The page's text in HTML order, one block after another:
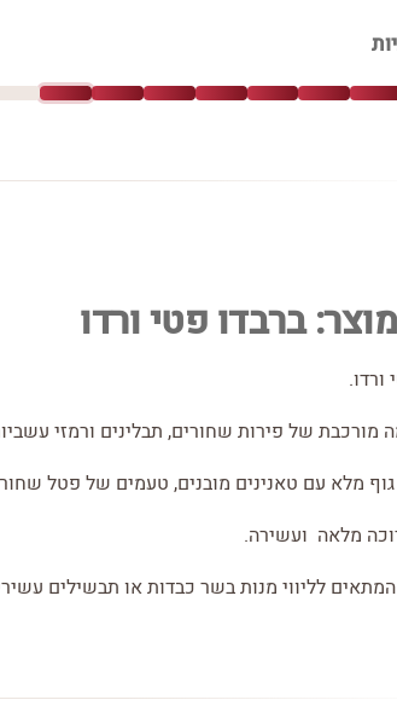
ברבדו פטי ורדו
ורדו.
מורכבת של פירות שחורים, תבלינים ורמזי
גוף מלא עם טאנינים מובנים, טעמים של פטל
מלאה ועשירה.
המתאים לליווי מנות בשר כבדות או תבשילים